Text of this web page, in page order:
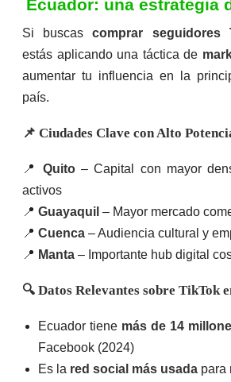
Página
Web
$185.00
$155.00
V
l
a
d
V
l
o
0
Ecuador: una estrategia
Si buscascomprar seguidores
estás aplicando una táctica de
aumentar tu influencia en la
país.
📌 Ciudades Clave con Alto
📍Quito – Capital con mayor
activos
📍Guayaquil – Mayor mercado
📍Cuenca – Audiencia cultural y
📍 Manta – Importante hub digital
🔍 Datos Relevantes sobre TikTok
Ecuador tiene más de 14
Facebook (2024)
Es la red social más usada para